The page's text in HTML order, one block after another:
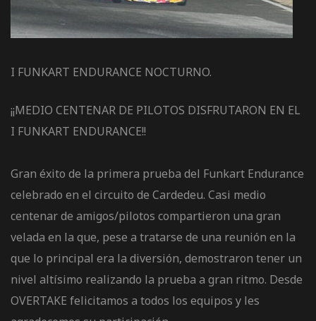
I FUNKART ENDURANCE NOCTURNO.
¡¡MEDIO CENTENAR DE PILOTOS DISFRUTARON EN EL
I FUNKART ENDURANCE!!
Gran éxito de la primera prueba del Funkart Endurance
celebrado en el circuito de Cardedeu. Casi medio
centenar de amigos/pilotos compartieron una gran
velada en la que, pese a tratarse de una reunión en la
que lo principal era la diversión, demostraron tener un
nivel altísimo realizando la prueba a gran ritmo. Desde
OVERTAKE felicitamos a todos los equipos y les
pista
Ruta
Tour